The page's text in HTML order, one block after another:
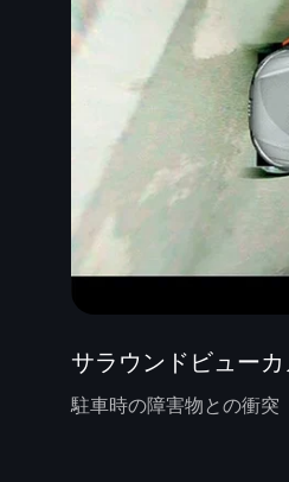
サラウンドビュー
駐車時の障害物との衝突